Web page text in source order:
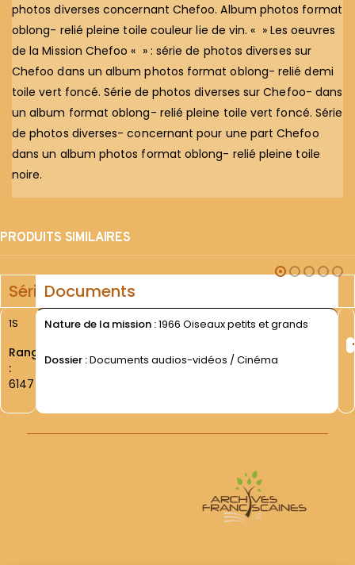
photos diverses concernant Chefoo. Album photos format
oblong- relié pleine toile couleur lie de vin. « » Les oeuvres
de la Mission Chefoo « » : série de photos diverses sur
Chefoo dans un album photos format oblong- relié demi
toile vert foncé. Série de photos diverses sur Chefoo- dans
un album format oblong- relié pleine toile vert foncé. Série
de photos diverses- concernant pour une part Chefoo
dans un album photos format oblong- relié pleine toile
noire.
PRODUITS SIMILAIRES
SérieDocuments
1S
Rang
:
6147
Nature de la mission :1966 Oiseaux petits et grands
Dossier :Documents audios-vidéos / Cinéma